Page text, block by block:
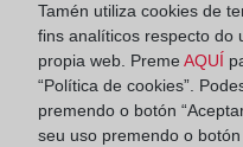
¿Qué documentos
la inscripción de
Tamén utiliza cookies de
fins analíticos respecto do
propia web. Preme AQUÍ
“Política de cookies”.
premendo o botón
seu uso premendo o botón